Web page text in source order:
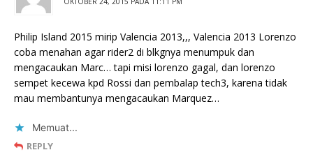
Philip Island 2015 mirip Valencia 2013,,, Valencia 2013 Lorenzo
coba menahan agar rider2 di blkgnya menumpuk dan
mengacaukan Marc… tapi misi lorenzo gagal, dan lorenzo
sempet kecewa kpd Rossi dan pembalap tech3, karena tidak
mau membantunya mengacaukan Marquez…
Memuat...
REPLY